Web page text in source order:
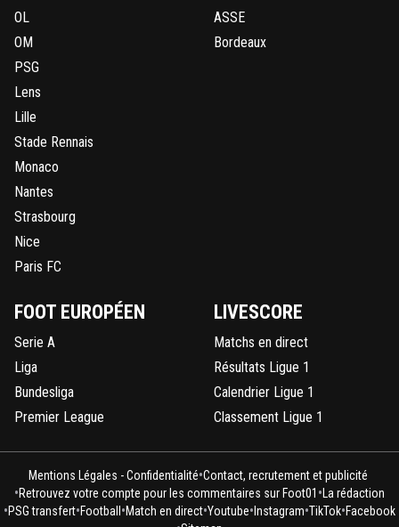
OL
OM
PSG
Lens
Lille
Stade Rennais
Monaco
Nantes
Strasbourg
Nice
Paris FC
ASSE
Bordeaux
FOOT EUROPÉEN
Serie A
Liga
Bundesliga
Premier League
LIVESCORE
Matchs en direct
Résultats Ligue 1
Calendrier Ligue 1
Classement Ligue 1
Mentions Légales - Confidentialité•Contact, recrutement et publicité
•Retrouvez votre compte pour les commentaires sur Foot01 • La rédaction
•PSG transfert•Football •Match en direct•Youtube• Instagram•TikTok•Facebook